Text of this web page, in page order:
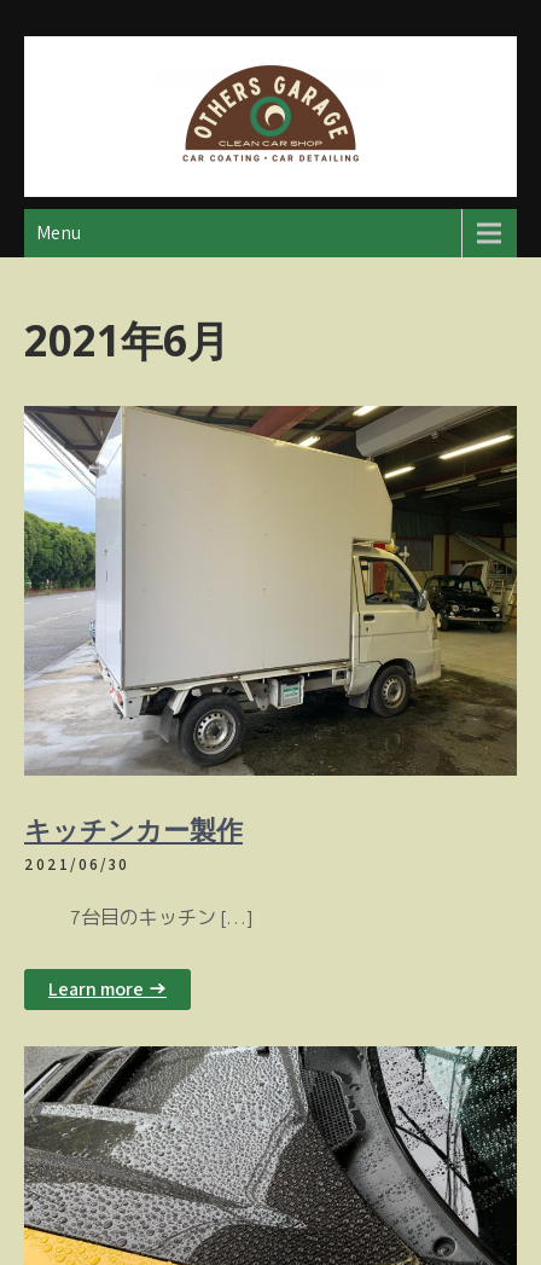
アザースガレージ
【神奈川・厚木・愛川】カーメンテナンス
Menu
2021年6月
キッチンカー製作
2021/06/30
7台目のキッチン […]
Learn more →